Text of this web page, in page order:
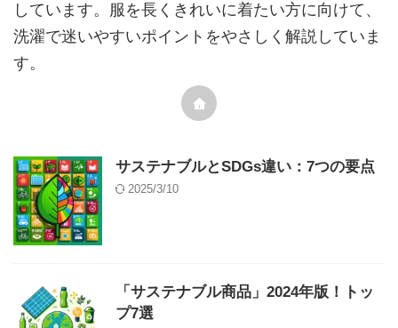
しています。服を長くきれいに着たい方に向けて、
洗濯で迷いやすいポイントをやさしく解説していま
す。
サステナブルとSDGs違い：7つの要点
2025/3/10
「サステナブル商品」2024年版！トッ
プ7選